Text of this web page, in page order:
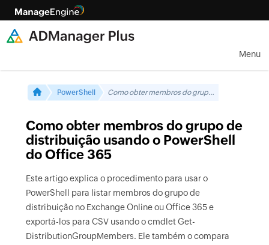
Menu
PowerShell Como obter membros do grupo de distribuição usando o PowerShell do Office 365
Como obter membros do grupo de
distribuição usando o PowerShell
do Office 365
Este artigo explica o procedimento para usar o
PowerShell para listar membros do grupo de
distribuição no Exchange Online ou Office 365 e
exportá-los para CSV usando o cmdlet Get-
DistributionGroupMembers. Ele também o compara